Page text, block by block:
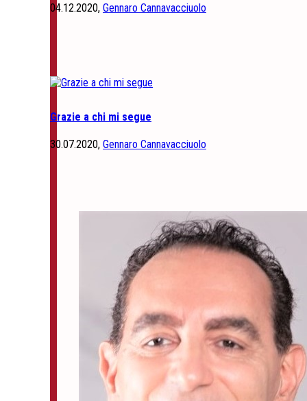
04.12.2020, Gennaro Cannavacciuolo
Grazie a chi mi segue
30.07.2020, Gennaro Cannavacciuolo